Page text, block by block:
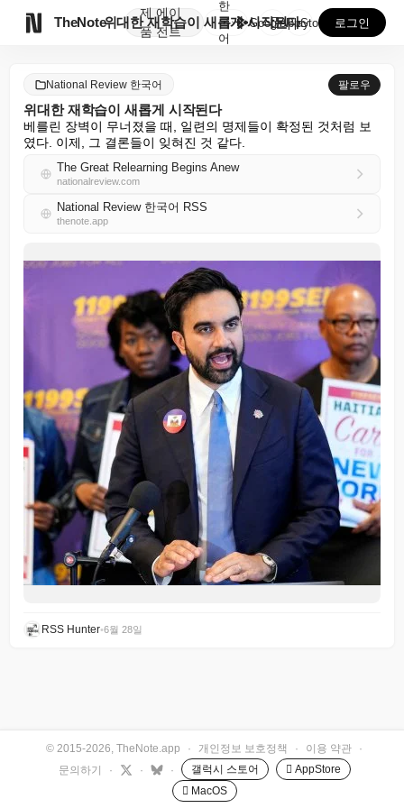
TheNote
제
품
에이
전트
위대한 재학습이 새롭게 시작된다
한
국
어
GooglePlay
AppStore 로그인
National Review 한국어 팔로우
위대한 재학습이 새롭게 시작된다
베를린 장벽이 무너졌을 때, 일련의 명제들이 확정된 것처럼 보
였다. 이제, 그 결론들이 잊혀진 것 같다.
The Great Relearning Begins Anew
nationalreview.com
National Review 한국어 RSS
thenote.app
RSS Hunter•6월 28일
© 2015-2026, TheNote.app · 개인정보 보호정책 · 이용 약관
·
문의하기
· · · 갤럭시 스토어
 AppStore
 MacOS